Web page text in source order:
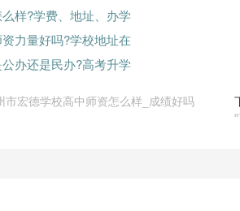
样?学费、地址、办学
力量好吗?学校地址在
办还是民办?高考升学
市宏德学校高中师资怎么样_成绩好吗